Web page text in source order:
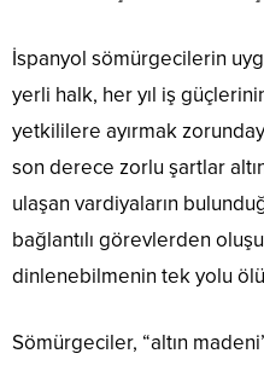
İspanyol sömürgecilerin
yerli halk, her yıl iş
yetkililere ayırmak
son derece zorlu şartlar
ulaşan vardiyaların
bağlantılı görevlerden
dinlenebilmenin tek yolu
Sömürgeciler, “altın